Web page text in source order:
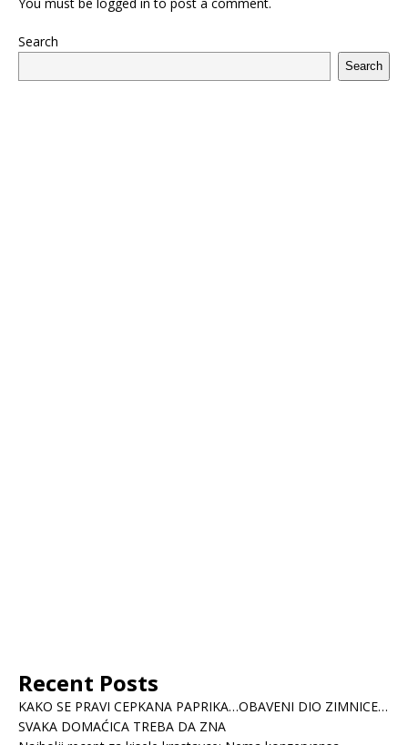
Search
Search
Recent Posts
KAKO SE PRAVI CEPKANA PAPRIKA…OBAVENI DIO ZIMNICE…
SVAKA DOMAĆICA TREBA DA ZNA